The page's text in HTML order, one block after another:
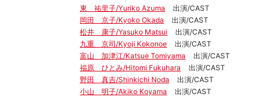
東 祐里子/Yuriko Azuma
出演/CAST
岡田 京子/Kyoko Okada
出演/CAST
松井 康子/Yasuko Matsui
出演/CAST
九重 京司/Kyoji Kokonoe
出演/CAST
富山 加津江/Katsue Tomiyama
出演/CAST
福原 ひとみ/Hitomi Fukuhara
出演/CAST
野田 真吉/Shinkichi Noda
出演/CAST
小山 明子/Akiko Koyama
出演/CAST